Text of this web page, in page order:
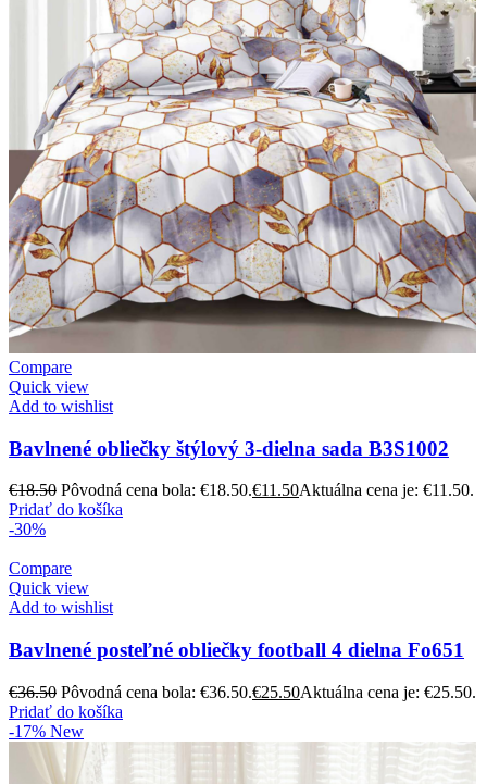
Compare
Quick view
Add to wishlist
Bavlnené obliečky štýlový 3-dielna sada B3S1002
€18.50 Pôvodná cena bola: €18.50.€11.50Aktuálna cena je: €11.50.
Pridať do košíka
-30%
Compare
Quick view
Add to wishlist
Bavlnené posteľné obliečky football 4 dielna Fo651
€36.50 Pôvodná cena bola: €36.50.€25.50Aktuálna cena je: €25.50.
Pridať do košíka
-17% New